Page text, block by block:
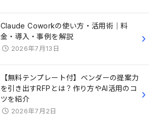
Claude Coworkの使い方・活用術｜料
金・導入・事例を解説
2026年7月13日
【無料テンプレート付】ベンダーの提案力
を引き出すRFPとは？作り方やAI活用のコ
ツを紹介
2026年7月2日